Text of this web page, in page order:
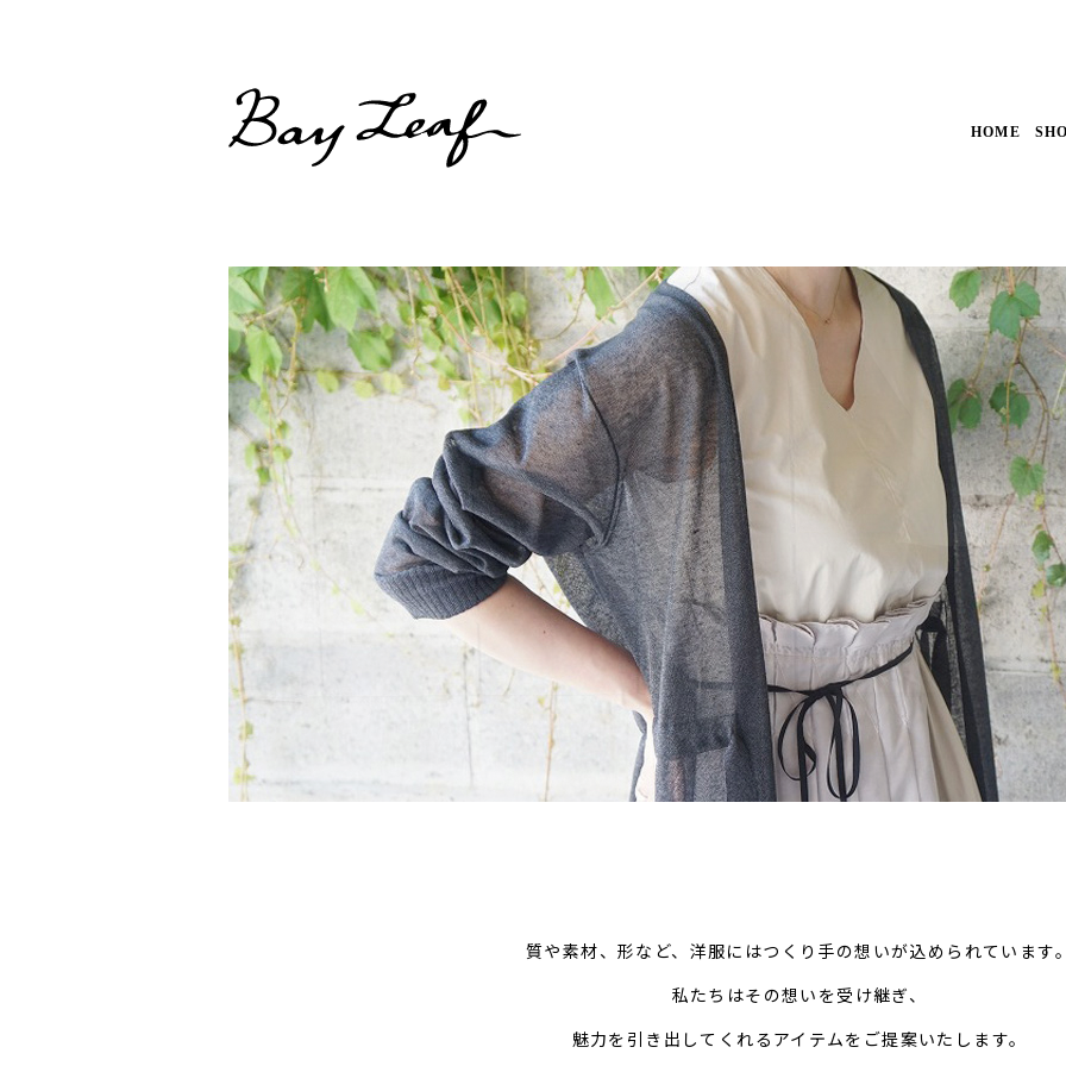
HOME
質や素材、形など、洋服にはつくり手の想いが込められています
私たちはその想いを受け継ぎ、
魅力を引き出してくれるアイテムをご提案いたします。